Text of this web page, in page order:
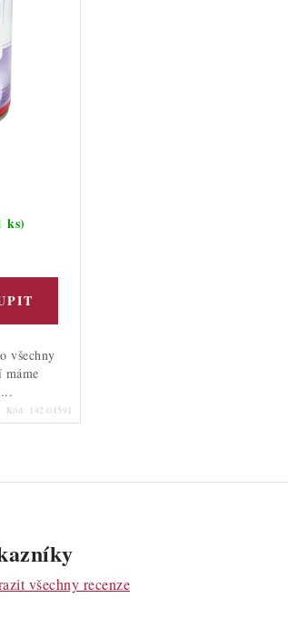
ks)
všechny
Kód: 142-01591
všechny recenze